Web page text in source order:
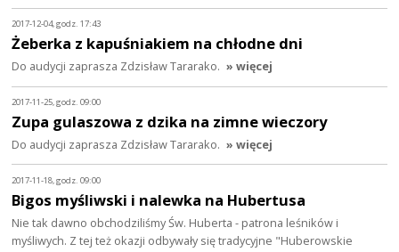
2017-12-04, godz. 17:43
Żeberka z kapuśniakiem na chłodne dni
Do audycji zaprasza Zdzisław Tararako. » więcej
2017-11-25, godz. 09:00
Zupa gulaszowa z dzika na zimne wieczory
Do audycji zaprasza Zdzisław Tararako. » więcej
2017-11-18, godz. 09:00
Bigos myśliwski i nalewka na Hubertusa
Nie tak dawno obchodziliśmy Św. Huberta - patrona leśników i
myśliwych. Z tej też okazji odbywały się tradycyjne "Huberowskie